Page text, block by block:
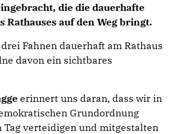
die die dauerhafte
Rathauses auf den Weg bringt.
Fahnen dauerhaft am Rathaus
davon ein sichtbares
erinnert uns daran, dass wir in
Grundordnung
Tag verteidigen und mitgestalten